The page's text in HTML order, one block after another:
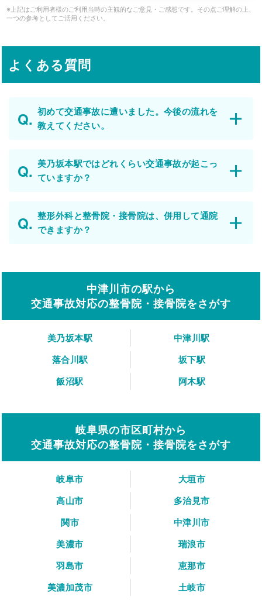
※上記はご利用者様のご利用当時の主観的なご意見・ご感想です。その点ご理解の上、
一つの参考としてご活用ください。
よくある質問
初めて交通事故に遭いました。今後の流れを
教えてください。
美乃坂本駅ではどれくらい交通事故が起こっ
ていますか？
整形外科と整骨院・接骨院は、併用して通院
できますか？
中津川市の駅から
交通事故対応の整骨院・接骨院をさがす
美乃坂本駅
中津川駅
落合川駅
坂下駅
飯沼駅
阿木駅
岐阜県の市区町村から
交通事故対応の整骨院・接骨院をさがす
岐阜市
大垣市
高山市
多治見市
関市
中津川市
美濃市
瑞浪市
羽島市
恵那市
美濃加茂市
土岐市